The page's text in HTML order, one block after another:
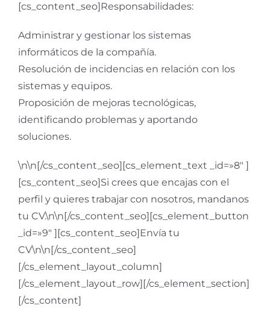
[cs_content_seo]Responsabilidades:
Administrar y gestionar los sistemas
informáticos de la compañía.
Resolución de incidencias en relación con los
sistemas y equipos.
Proposición de mejoras tecnológicas,
identificando problemas y aportando
soluciones.
\n\n[/cs_content_seo][cs_element_text _id=»8″ ]
[cs_content_seo]Si crees que encajas con el
perfil y quieres trabajar con nosotros, mandanos
tu CV.\n\n[/cs_content_seo][cs_element_button
_id=»9″ ][cs_content_seo]Envía tu
CV\n\n[/cs_content_seo]
[/cs_element_layout_column]
[/cs_element_layout_row][/cs_element_section]
[/cs_content]